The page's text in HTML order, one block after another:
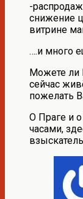
-
снижение
витрине
….и много
Можете ли
сейчас
пожелать
О Праге и
часами,